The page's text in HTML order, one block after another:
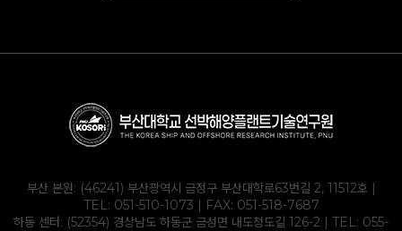
∙ KOLAS
부산 본원: (46241) 부산광역시 금정구 부산대학로63번길 2, 11512호 |
TEL: 051-510-1073 | FAX: 051-518-7687
하동 센터: (52354) 경상남도 하동군 금성면 내도청도길 126-2 | TEL: 055-